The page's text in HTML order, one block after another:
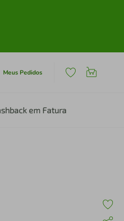
Meus Pedidos
em Fatura